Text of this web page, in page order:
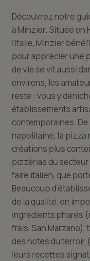
Découvrez notre
à Minzier. Située en
l'Italie, Minzier
pour apprécier une
de vie se vit aussi
environs, les
reste : vous y
établissements
contemporaines. De
napolitaine, la pizza
créations plus
pizzérias du
faire italien, que
Beaucoup
de la qualité, en
ingrédients phares
frais, San
des notes du terroir
leurs recettes